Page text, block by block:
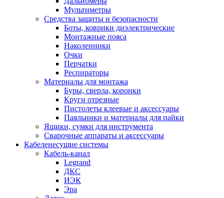
Мультиметры
Средства защиты и безопасности
Боты, коврики диэлектрические
Монтажные пояса
Наколенники
Очки
Перчатки
Респираторы
Материалы для монтажа
Буры, сверла, коронки
Круги отрезные
Пистолеты клеевые и аксессуары
Паяльники и материалы для пайки
Ящики, сумки для инструмента
Сварочные аппараты и аксессуары
Кабеленесущие системы
Кабель-канал
Legrand
ДКС
ИЭК
Эра